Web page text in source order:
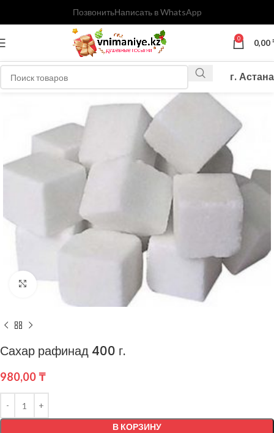
ПозвонитьНаписать в WhatsApp
0 0,00
г. Астана
Нажмите, чтобы увеличить
Сахар рафинад 400 г.
980,00 ₸
В КОРЗИНУ